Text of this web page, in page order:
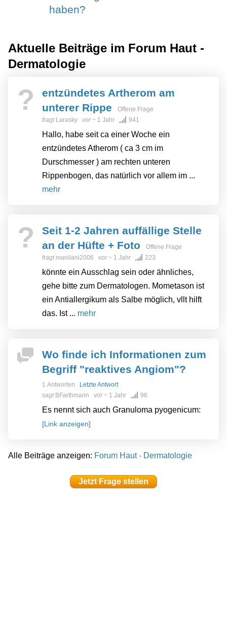
haben?
Aktuelle Beiträge im Forum Haut -
Dermatologie
?
entzündetes Artherom am
unterer Rippe
Offene Frage
fragt Larasky vor~ 1 Jahr 941
Hallo, habe seit ca einer Woche ein
entzündetes Atherom ( ca 3 cm im
Durschmesser ) am rechten unteren
Rippenbogen, das natürlich vor allem im ...
mehr
?
Seit 1-2 Jahren auffällige Stelle
an der Hüfte + Foto
Offene Frage
fragt manilani2006 vor~ 1 Jahr 223
könnte ein Ausschlag sein oder ähnliches,
gehe bitte zum Dermatologen. Mometason ist
ein Antiallergikum als Salbe möglich, vllt hilft
das. Ist ... mehr
Wo finde ich Informationen zum
Begriff "reaktives Angiom"?
1 Antworten Letzte Antwort
sagt BFarthmann vor~ 1 Jahr 96
Es nennt sich auch Granuloma pyogenicum:
[Link anzeigen]
Alle Beiträge anzeigen: Forum Haut - Dermatologie
Jetzt Frage stellen